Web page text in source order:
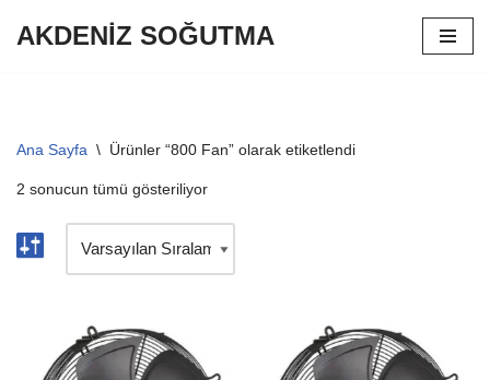
AKDENİZ SOĞUTMA
Ana Sayfa \ Ürünler “800 Fan” olarak etiketlendi
2 sonucun tümü gösteriliyor